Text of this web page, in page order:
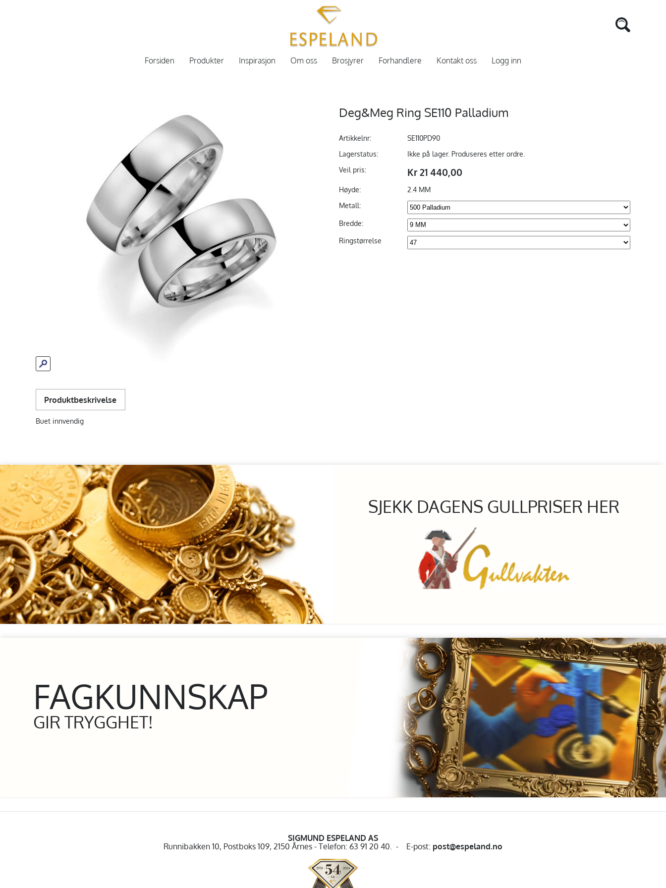
Forsiden Produkter Inspirasjon Om oss Brosjyrer Forhandlere Kontakt oss Logg inn
Deg&Meg Ring SE110 Palladium
Artikkelnr:
SE110PD90
Lagerstatus:
Ikke på lager. Produseres etter ordre.
Veil pris:
Kr 21 440,00
Høyde:
2.4 MM
Metall:
Bredde:
Ringstørrelse
Produktbeskrivelse
Buet innvendig
SJEKK DAGENS GULLPRISER HER
FAGKUNNSKAP
GIR TRYGGHET!
SIGMUND ESPELAND AS
Runnibakken 10, Postboks 109, 2150 Årnes - Telefon: 63 91 20 40. - E-post: post@espeland.no